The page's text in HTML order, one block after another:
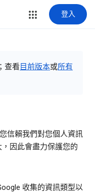
登入
查看 目前版本或所有
信賴我們對您個人資訊
因此會盡力保護您的
收集的資訊類型以